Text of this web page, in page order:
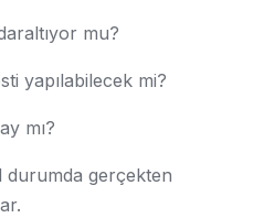
mu?
yapılabilecek mi?
mı?
durumda gerçekten